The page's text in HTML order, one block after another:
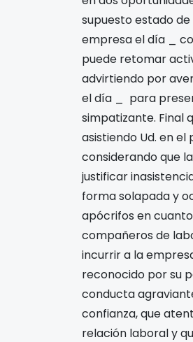
supuesto estado
empresa el día _
puede retomar
advirtiendo por
el día _ para
simpatizante. Final
asistiendo Ud. en
considerando que
justificar
forma solapada y
apócrifos en
compañeros de
incurrir a la
reconocido por su
conducta
confianza, que
relación laboral y